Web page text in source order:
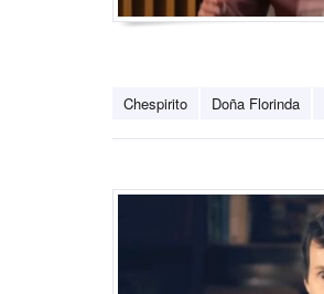
Chespirito Doña Florinda